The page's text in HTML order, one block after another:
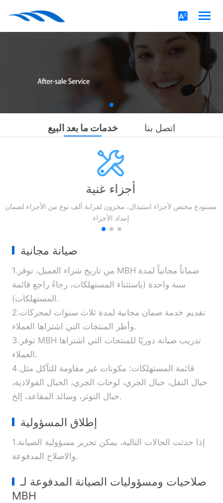
خدمات ما بعد البيع اتصل بنا
أجزاء غنية
مستودع مختص لأجزاء استبدال، مخزون لقرابة ألف نوع من الأجزاء لضمان
إمداد الأجزاء
صيانة مجانية
1.من تاريخ شراء العميل، توفر MBH ضماناً مجانياً لمدة
سنة واحدة (باستثناء المستهلكات، رجاءً راجع قائمة
المستهلكات).
2.تقديم خدمة ضمان مجانية لمدة ثلاث سنوات لمحركات
وأطر المنتجات التي اشتراها العملاء.
3.توفر MBH تدريب صيانة دوريًا للمنتجات التي اشتراها
العملاء.
4.قائمة المستهلكات: مكونات غير مقاومة للتآكل مثل
حبال النقل، حبال الجري، لوحات الجري، الحبال الفولاذية،
حبال التوتر، وسائد المقاعد، إلخ.
إطلاق المسؤولية
1.إذا حدثت الحالات التالية، يمكن تحرير مسؤولية الصيانة
والاصلاح المدفوعة.
صلاحيات ومسؤوليات الصيانة المدفوعة لـ
MBH